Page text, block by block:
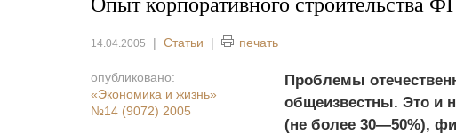
14.04.2005 | Статьи | печать
опубликовано:
«Экономика и жизнь»
№14 (9072) 2005
Проблемы
общеизвестны. Это и
(не более 30—50%),